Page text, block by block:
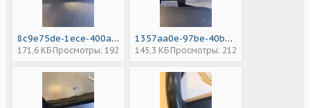
8c9e75de-1ece-400a-962c-d84ac2831a1d.jpeg
171,6 КБ Просмотры: 192
1357aa0e-97be-40b5-bfbc-258fee5fadb5.jpeg
145,3 КБ Просмотры: 212